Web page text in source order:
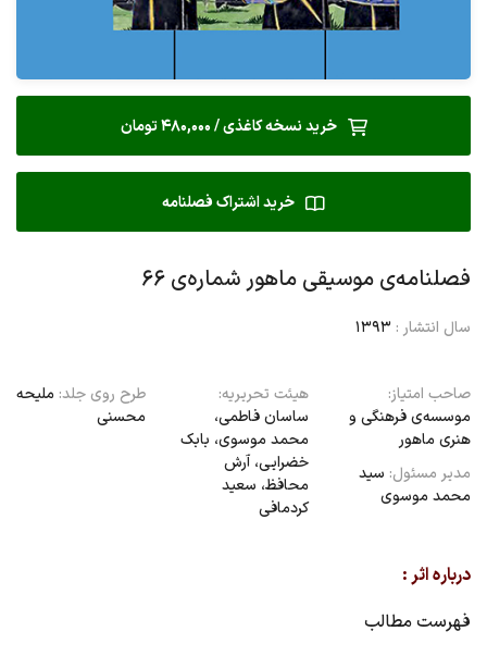
خرید نسخه کاغذی / 480,000 تومان
خرید اشتراک فصلنامه
فصلنامه‌ی موسیقی ماهور شماره‌ی ۶۶
سال انتشار : 1393
صاحب امتیاز:
موسسه‌ی فرهنگی و
هنری ماهور
مدیر مسئول: سید
محمد موسوی
هیئت تحریریه:
ساسان فاطمی،
محمد موسوی، بابک
خضرایی،‌ آرش
محافظ، سعید
کردمافی
طرح روی جلد: ملیحه
محسنی
درباره اثر :
فهرست مطالب